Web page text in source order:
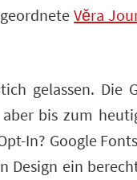
Věra
gelassen. Die
bis zum
In? Google
Design ein